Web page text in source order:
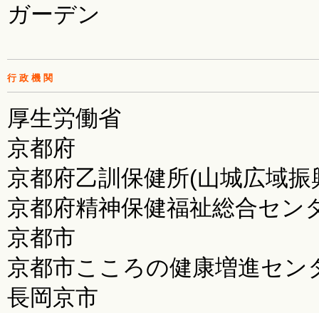
ガーデン
行政機関
厚生労働省
京都府
京都府乙訓保健所(山城広域
京都府精神保健福祉総合セン
京都市
京都市こころの健康増進セン
長岡京市